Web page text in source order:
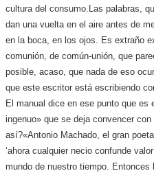
cultura del consumo. Las palabras,
dan una vuelta en el aire antes de
en la boca, en los ojos. Es extraño
comunión, de común-unión, que
posible, acaso, que nada de eso
que este escritor está escribiendo
El manual dice en ese punto que es
ingenuo» que se deja convencer
así?«Antonio Machado, el gran
‘ahora cualquier necio confunde
mundo de nuestro tiempo.